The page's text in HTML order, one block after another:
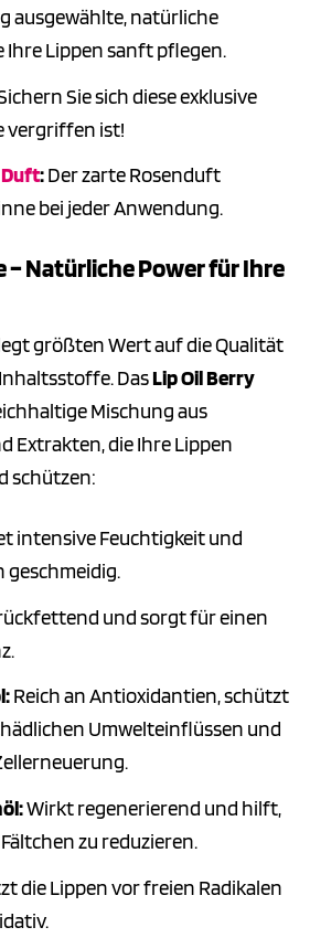
ausgewählte, natürliche
Lippen sanft pflegen.
Sie sich diese exklusive
vergriffen ist!
Duft:Der zarte Rosenduft
bei jeder Anwendung.
Natürliche Power für Ihre
größten Wert auf die Qualität
DasLip Oil Berry
Mischung aus
Extrakten, die Ihre Lippen
schützen:
intensive Feuchtigkeit und
geschmeidig.
und sorgt für einen
Reich an Antioxidantien, schützt
Umwelteinflüssen und
Wirkt regenerierend und hilft,
zu reduzieren.
die Lippen vor freien Radikalen